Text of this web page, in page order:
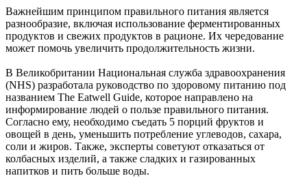
Важнейшим принципом правильного питания является
разнообразие, включая использование ферментированных
продуктов и свежих продуктов в рационе. Их чередование
может помочь увеличить продолжительность жизни.
В Великобритании Национальная служба здравоохранения
(NHS) разработала руководство по здоровому питанию под
названием The Eatwell Guide, которое направлено на
информирование людей о пользе правильного питания.
Согласно ему, необходимо съедать 5 порций фруктов и
овощей в день, уменьшить потребление углеводов, сахара,
соли и жиров. Также, эксперты советуют отказаться от
колбасных изделий, а также сладких и газированных
напитков и пить больше воды.